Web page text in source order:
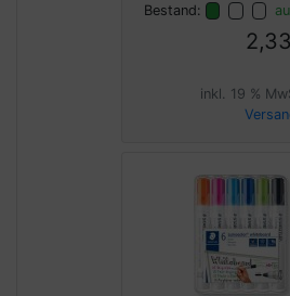
Bestand:
inkl. 19 %